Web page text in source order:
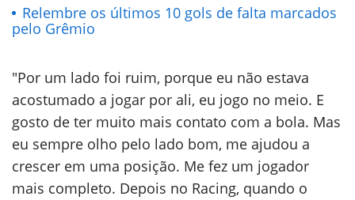
Relembre os últimos 10 gols de falta marcados
pelo Grêmio
"Por um lado foi ruim, porque eu não estava
acostumado a jogar por ali, eu jogo no meio. E
gosto de ter muito mais contato com a bola. Mas
eu sempre olho pelo lado bom, me ajudou a
crescer em uma posição. Me fez um jogador
mais completo. Depois no Racing, quando o